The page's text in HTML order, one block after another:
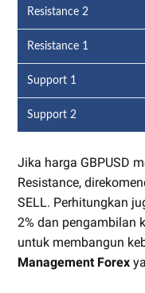
Resistance 2
Resistance 1
Support 1
Support 2
Jika harga GBPUSD
Resistance,
SELL. Perhitungkan
2% dan pengambilan
untuk membangun
Management Forex